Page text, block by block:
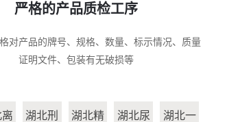
严格的产品质检工序
对产品的牌号、规格、数量、标示情况、质量
证明文件、包装有无破损等
湖北刑 湖北精 湖北尿 湖北一